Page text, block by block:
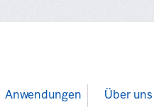
Anwendungen Über uns